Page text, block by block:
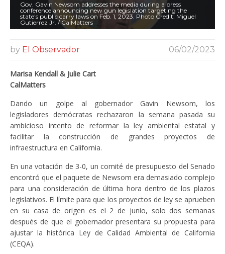
Gov. Gavin Newsom addresses the media during a press
conference announcing new gun legislation targeting the
state's public carry laws on Feb. 1, 2023. Photo Credit: Miguel
Gutierrez Jr. / CalMatters
by El Observador 06/02/2023
Marisa Kendall & Julie Cart
CalMatters
Dando un golpe al gobernador Gavin Newsom, los
legisladores demócratas rechazaron la semana pasada su
ambicioso intento de reformar la ley ambiental estatal y
facilitar la construcción de grandes proyectos de
infraestructura en California.
En una votación de 3-0, un comité de presupuesto del Senado
encontró que el paquete de Newsom era demasiado complejo
para una consideración de última hora dentro de los plazos
legislativos. El límite para que los proyectos de ley se aprueben
en su casa de origen es el 2 de junio, solo dos semanas
después de que el gobernador presentara su propuesta para
ajustar la histórica Ley de Calidad Ambiental de California
(CEQA).